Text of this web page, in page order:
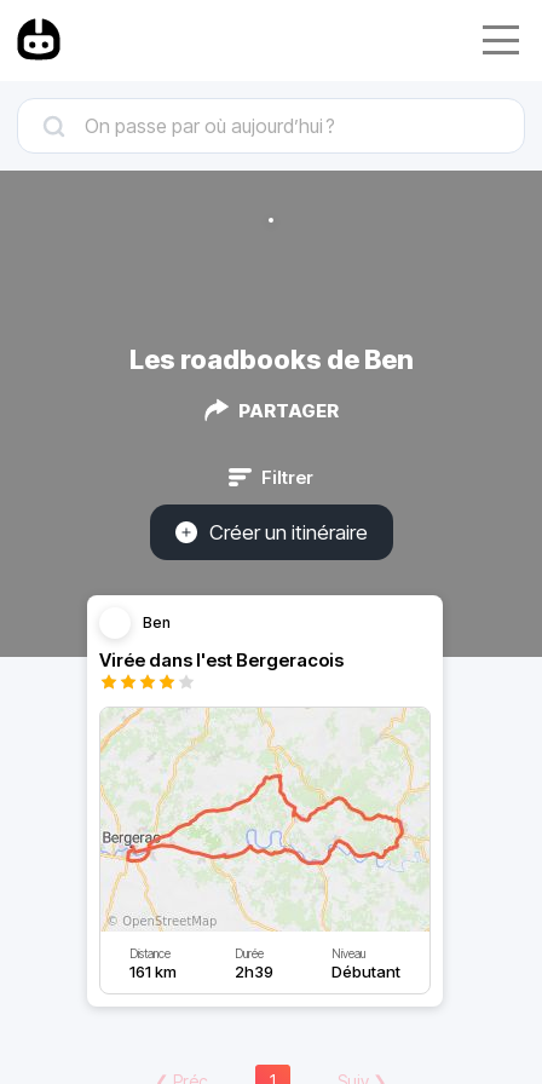
Les roadbooks de Ben
PARTAGER
Filtrer
Créer un itinéraire
Ben
Virée dans l'est Bergeracois
Distance
161 km
Durée
2h39
Niveau
Débutant